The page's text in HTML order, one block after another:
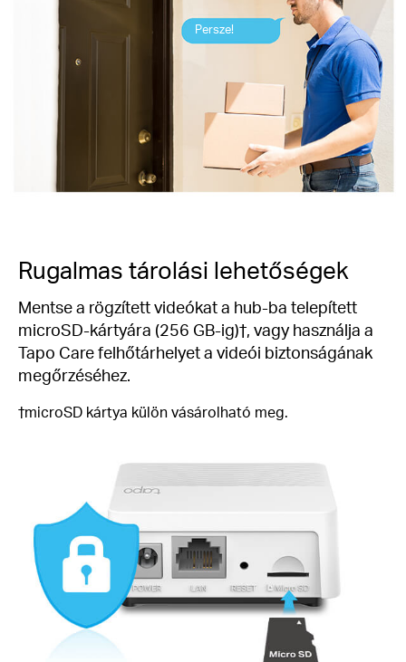
Persze!
Rugalmas tárolási lehetőségek
Mentse a rögzített videókat a hub-ba telepített
microSD-kártyára (256 GB-ig)†, vagy használja a
Tapo Care felhőtárhelyet a videói biztonságának
megőrzéséhez.
†microSD kártya külön vásárolható meg.